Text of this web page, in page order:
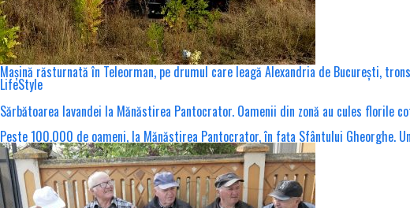
Mașină răsturnată în Teleorman, pe drumul care leagă Alexandria de București,
LifeStyle
Sărbătoarea lavandei la Mănăstirea Pantocrator. Oamenii din zonă au cules florile
Peste 100.000 de oameni, la Mănăstirea Pantocrator, în fața Sfântului Gheorghe.